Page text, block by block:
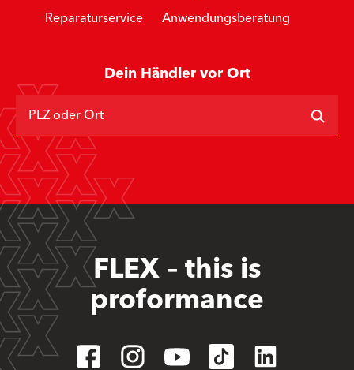
Reparaturservice Anwendungsberatung
Dein Händler vor Ort
PLZ oder Ort
FLEX – this is
proformance